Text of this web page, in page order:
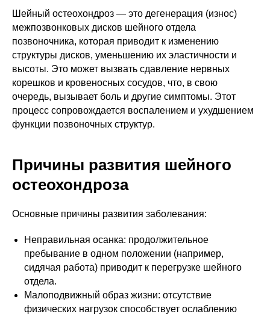
Шейный остеохондроз — это дегенерация (износ)
межпозвонковых дисков шейного отдела
позвоночника, которая приводит к изменению
структуры дисков, уменьшению их эластичности и
высоты. Это может вызвать сдавление нервных
корешков и кровеносных сосудов, что, в свою
очередь, вызывает боль и другие симптомы. Этот
процесс сопровождается воспалением и ухудшением
функции позвоночных структур.
Причины развития шейного
остеохондроза
Основные причины развития заболевания:
Неправильная осанка: продолжительное
пребывание в одном положении (например,
сидячая работа) приводит к перегрузке шейного
отдела.
Малоподвижный образ жизни: отсутствие
физических нагрузок способствует ослаблению